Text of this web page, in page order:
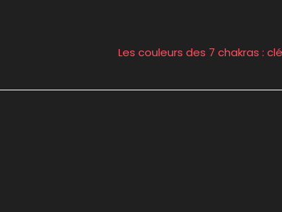
Les couleurs des 7 chakras :